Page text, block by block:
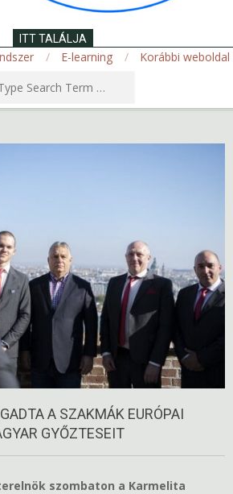
ITT TALÁLJA
E-learning
Korábbi weboldal
A SZAKMÁK EURÓPAI
GYŐZTESEIT
szombaton a Karmelita